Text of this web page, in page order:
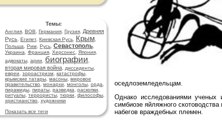
Темы:
Англия ВОВ Германия Грузия
Древняя
Русь Египет, Киевская Русь Крым
Польша
Рим Русь Севастополь
Украина
Франция Херсонес Япония
адвокаты арии биографии
вторая мировая война диссиденты
евреи
зороастризм катастрофы
крымские татары масоны мировое
правительство
монархи монголы орда
пирамиды пираты разведка раскопки
ритуалы террористы тюрки философы
христианство
художники
Показать все теги
оседлоземледельцам.
Однако исследованиями ученых
симбиозе яйляжного
набегов враждебных племен.